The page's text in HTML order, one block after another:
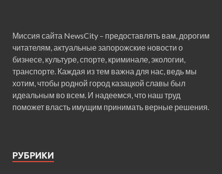
Миссия сайта NewsCity – предоставлять вам, дорогим
читателям, актуальные запорожские новости о
бизнесе, культуре, спорте, криминале, экологии,
транспорте. Каждая из тем важна для нас, ведь мы
хотим, чтобы родной город казацкой славы был
идеальным во всем. И надеемся, что наш труд
поможет власть имущим принимать верные решения.
РУБРИКИ